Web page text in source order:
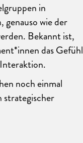
in
genauso wie der
Bekannt ist,
das Gefühl
noch einmal
strategischer